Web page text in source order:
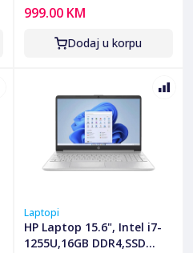
999.00 KM
Dodaj u korpu
Laptopi
HP Laptop 15.6", Intel i7-
1255U,16GB DDR4,SSD